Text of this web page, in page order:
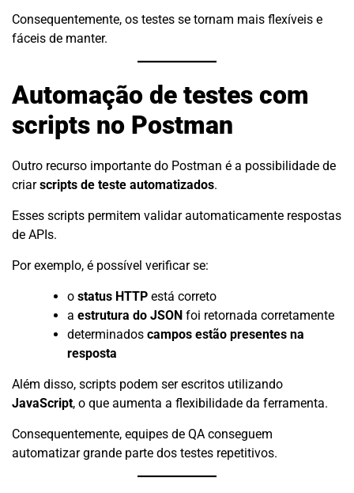
Consequentemente, os testes se tornam mais flexíveis e
fáceis de manter.
Automação de testes com
scripts no Postman
Outro recurso importante do Postman é a possibilidade de
criarscripts de teste automatizados.
Esses scripts permitem validar automaticamente respostas
de APIs.
Por exemplo, é possível verificar se:
o status HTTP está correto
a estrutura do JSON foi retornada corretamente
determinados campos estão presentes na
resposta
Além disso, scripts podem ser escritos utilizando
JavaScript, o que aumenta a flexibilidade da ferramenta.
Consequentemente, equipes de QA conseguem
automatizar grande parte dos testes repetitivos.